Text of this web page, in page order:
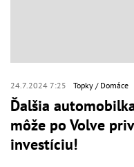
24.7.2024 7:25 Topky Domáce
Ďalšia
môže po Volve
investíciu!